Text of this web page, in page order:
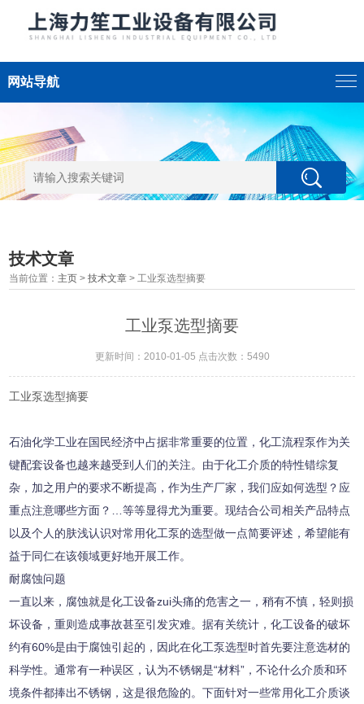
网站导航
技术文章
当前位置： 主页 >技术文章 > 工业泵选型摘要
工业泵选型摘要
更新时间：2010-01-05 点击次数：5490
工业泵选型摘要
石油化学工业在国民经济中占据非常重要的位置，化工流程泵作为关
键配套设备也越来越受到人们的关注。由于化工介质的特性错综复
杂，加之用户的要求不断提高，作为生产厂家，我们应如何选型？应
重点注意哪些方面？
…等等显得尤为重要。现结合公司相关产品特点
以及个人的肤浅认识对常用化工泵的选型做一点简要评述，希望能有
益于同仁在该领域更好地开展工作。
耐腐蚀问题
一直以来，腐蚀就是化工设备zui头痛的危害之一，稍有不慎，轻则损
坏设备，重则造成事故甚至引发灾难。据有关统计，化工设备的破坏
约有60%是由于腐蚀引起的，因此在化工泵选型时首先要注意选材的
科学性。通常有一种误区，认为不锈钢是“材料” ，不论什么介质和环
境条件都捧出不锈钢，这是很危险的。下面针对一些常用化工介质谈